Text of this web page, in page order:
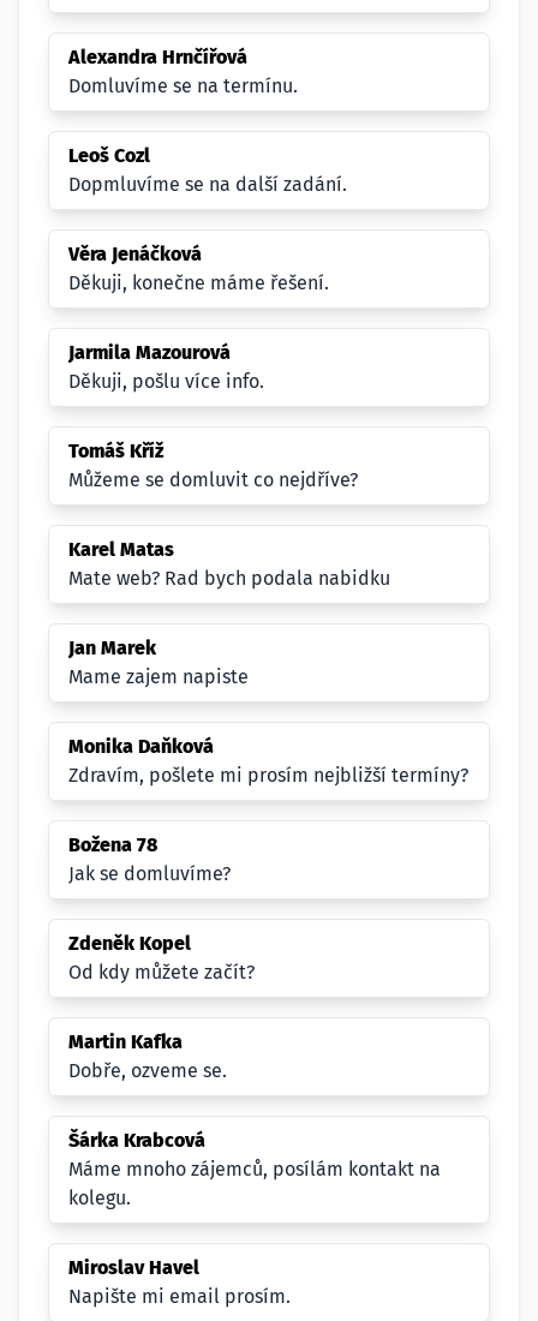
Alexandra Hrnčířová
Domluvíme se na termínu.
Leoš Cozl
Dopmluvíme se na další zadání.
Věra Jenáčková
Děkuji, konečne máme řešení.
Jarmila Mazourová
Děkuji, pošlu více info.
Tomáš Kříž
Můžeme se domluvit co nejdříve?
Karel Matas
Mate web? Rad bych podala nabidku
Jan Marek
Mame zajem napiste
Monika Daňková
Zdravím, pošlete mi prosím nejbližší termíny?
Božena 78
Jak se domluvíme?
Zdeněk Kopel
Od kdy můžete začít?
Martin Kafka
Dobře, ozveme se.
Šárka Krabcová
Máme mnoho zájemců, posílám kontakt na
kolegu.
Miroslav Havel
Napište mi email prosím.